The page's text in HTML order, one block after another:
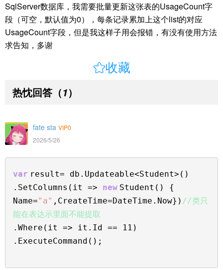
SqlServer数据库，我需要批量更新这张表的UsageCount字
段（可空，默认值为0），每条记录累加上这个list的对应
UsageCount字段，但是我这样子用会报错，有没有使用方法
求告知，多谢
收藏
热忱回答 （1）
fate sta VIP0
2026/5/26
var result= db.Updateable<Student>()
.SetColumns(it => new Student() {
Name="a" ,CreateTime=DateTime.Now}) //类只
能在表达示里面不能提取
.Where(it => it.Id == 11)
.ExecuteCommand();